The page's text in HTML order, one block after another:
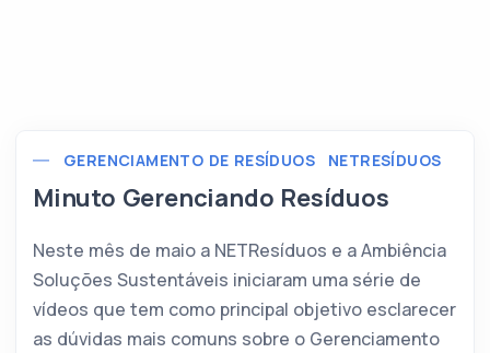
GERENCIAMENTO DE RESÍDUOS NETRESÍDUOS
Minuto Gerenciando Resíduos
Neste mês de maio a NETResíduos e a Ambiência
Soluções Sustentáveis iniciaram uma série de
vídeos que tem como principal objetivo esclarecer
as dúvidas mais comuns sobre o Gerenciamento